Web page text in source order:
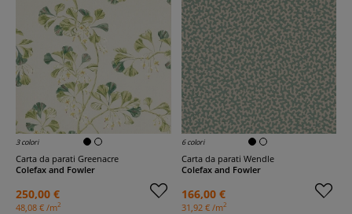
3 colori
Carta da parati Greenacre
Colefax and Fowler
250,00 €
48,08 € /m2
6 colori
Carta da parati Wendle
Colefax and Fowler
166,00 €
31,92 € /m2